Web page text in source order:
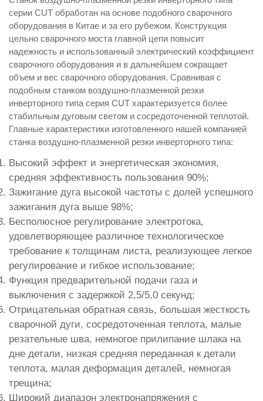
серии CUT обработан на основе подобного сварочного
оборудования в Китае и за его рубежом. Конструкция
цельно сварочного моста главной цепи повысит
надежность и использованный электрический коэффициент
сварочного оборудования и в дальнейшем сокращает
объем и вес сварочного оборудования. Сравнивая с
подобным станком воздушно-плазменной резки
инверторного типа серия CUT характеризуется более
стабильным дуговым светом и сосредоточенной теплотой.
Главные характеристики изготовленного нашей компанией
станка воздушно-плазменной резки инверторного типа:
Высокий эффект и энергетическая экономия,
средняя эффективность пользования 90%;
Зажигание дуга высокой частоты с долей успешного
зажигания дуга выше 98%;
Бесполюсное регулирование электротока,
удовлетворяющее различное технологическое
требование к толщинам листа, реализующее легкое
регулирование и гибкое использование;
Функция предварительной подачи газа и
выключения с задержкой 2,5/5,0 секунд;
Отрицательная обратная связь, большая жесткость
сварочной дуги, сосредоточенная теплота, малые
резательные шва, немногое прилипание шлака на
дне детали, низкая средняя переданная к детали
теплота, малая деформация деталей, немногая
трещина;
Широкий диапазон электронапряжения с